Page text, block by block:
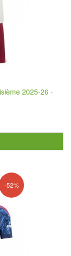
2025-26 -
-52%